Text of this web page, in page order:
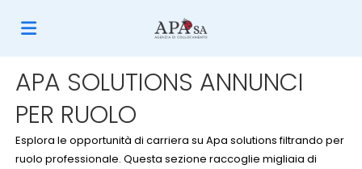
Home
Offerte
APA SOLUTIONS ANNUNCI
PER RUOLO
Esplora le opportunità di carriera su Apa solutions filtrando per
ruolo professionale. Questa sezione raccoglie migliaia di